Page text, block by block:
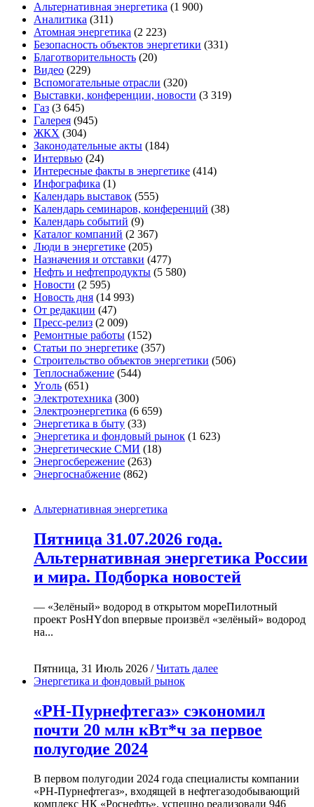
Альтернативная энергетика (1 900)
Аналитика (311)
Атомная энергетика (2 223)
Безопасность объектов энергетики (331)
Благотворительность (20)
Видео (229)
Вспомогательные отрасли (320)
Выставки, конференции, новости (3 319)
Газ (3 645)
Галерея (945)
ЖКХ (304)
Законодательные акты (184)
Интервью (24)
Интересные факты в энергетике (414)
Инфографика (1)
Календарь выставок (555)
Календарь семинаров, конференций (38)
Календарь событий (9)
Каталог компаний (2 367)
Люди в энергетике (205)
Назначения и отставки (477)
Нефть и нефтепродукты (5 580)
Новости (2 595)
Новость дня (14 993)
От редакции (47)
Пресс-релиз (2 009)
Ремонтные работы (152)
Статьи по энергетике (357)
Строительство объектов энергетики (506)
Теплоснабжение (544)
Уголь (651)
Электротехника (300)
Электроэнергетика (6 659)
Энергетика в быту (33)
Энергетика и фондовый рынок (1 623)
Энергетические СМИ (18)
Энергосбережение (263)
Энергоснабжение (862)
Альтернативная энергетика
Пятница 31.07.2026 года.
Альтернативная энергетика России
и мира. Подборка новостей
— «Зелёный» водород в открытом мореПилотный
проект PosHYdon впервые произвёл «зелёный» водород
на...
Пятница, 31 Июль 2026 /Читать далее
Энергетика и фондовый рынок
«РН-Пурнефтегаз» сэкономил
почти 20 млн кВт*ч за первое
полугодие 2024
В первом полугодии 2024 года специалисты компании
«РН-Пурнефтегаз», входящей в нефтегазодобывающий
комплекс НК «Роснефть», успешно реализовали 946